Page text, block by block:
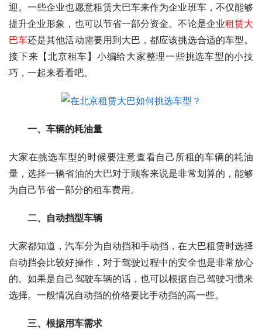
迎。一些企业也愿意租赁大巴车来作为企业班车，不仅能够
提升企业形象，也可以节省一部分资金。不论是企业租赁大
巴车还是其他活动需要用到大巴，都应该挑选合适的车型。
接下来【北京租车】小编给大家整理一些挑选车型的小技
巧，一起来看看吧。
一、车辆的耗油量
大家在挑选车型的时候要注意查看自己所租的车辆的耗油
量，选择一辆省油的大巴对于顾客来说是非常划算的，能够
为自己节省一部分的租车费用。
二、自动挡型车辆
大家都知道，汽车分为自动挡和手动挡，在大巴租赁时选择
自动挡会比较好操作，对于驾驶过程中的安全也是非常放心
的。如果是自己驾驶车辆的话，也可以根据自己驾驶习惯来
选择。一般情况自动挡的价格要比手动挡的高一些。
三、根据用车需求